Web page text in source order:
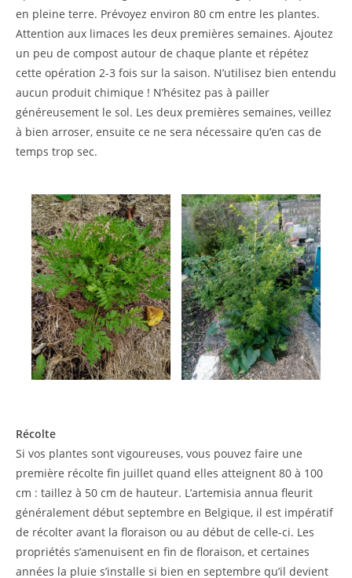
en pleine terre. Prévoyez environ 80 cm entre les plantes.
Attention aux limaces les deux premières semaines. Ajoutez
un peu de compost autour de chaque plante et répétez
cette opération 2-3 fois sur la saison. N’utilisez bien entendu
aucun produit chimique ! N’hésitez pas à pailler
généreusement le sol. Les deux premières semaines, veillez
à bien arroser, ensuite ce ne sera nécessaire qu’en cas de
temps trop sec.
Récolte
Si vos plantes sont vigoureuses, vous pouvez faire une
première récolte fin juillet quand elles atteignent 80 à 100
cm : taillez à 50 cm de hauteur. L’artemisia annua fleurit
généralement début septembre en Belgique, il est impératif
de récolter avant la floraison ou au début de celle-ci. Les
propriétés s’amenuisent en fin de floraison, et certaines
années la pluie s’installe si bien en septembre qu’il devient